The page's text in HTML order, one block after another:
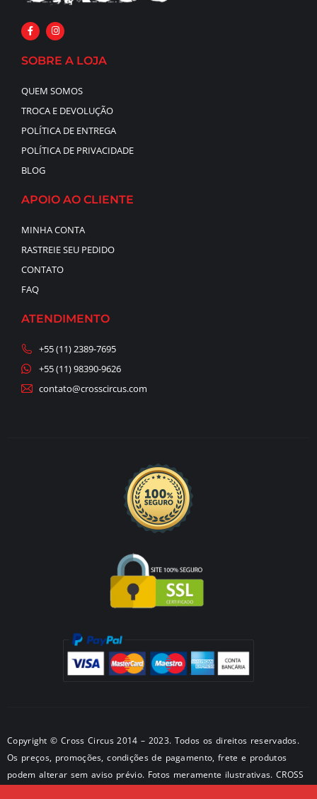
SOBRE A LOJA
QUEM SOMOS
TROCA E DEVOLUÇÃO
POLÍTICA DE ENTREGA
POLÍTICA DE PRIVACIDADE
BLOG
APOIO AO CLIENTE
MINHA CONTA
RASTREIE SEU PEDIDO
CONTATO
FAQ
ATENDIMENTO
+55 (11) 2389-7695
+55 (11) 98390-9626
contato@crosscircus.com
Copyright © Cross Circus 2014 – 2023. Todos os direitos reservados.
Os preços, promoções, condições de pagamento, frete e produtos
podem alterar sem aviso prévio. Fotos meramente ilustrativas. CROSS